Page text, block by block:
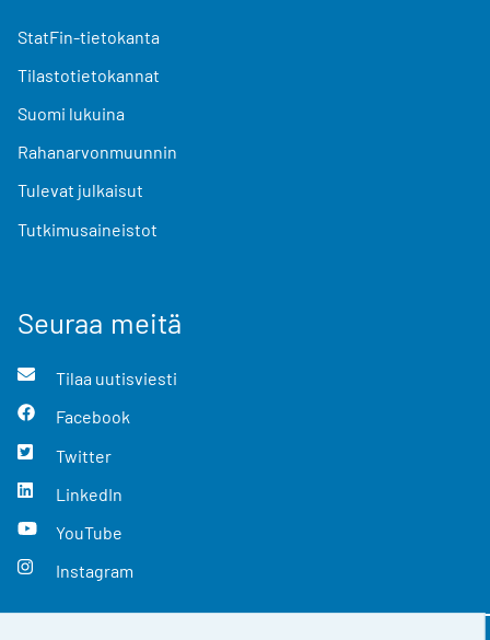
StatFin-tietokanta
Tilastotietokannat
Suomi lukuina
Rahanarvonmuunnin
Tulevat julkaisut
Tutkimusaineistot
Seuraa meitä
Tilaa uutisviesti
Facebook
Twitter
LinkedIn
YouTube
Instagram